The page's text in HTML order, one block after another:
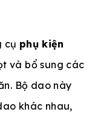
cụ phụ kiện
và bổ sung các
Bộ dao này
khác nhau,